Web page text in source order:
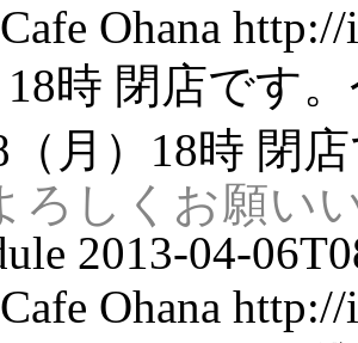
Cafe Ohana http://
時 閉店です
（月）18時 閉
ろしくお願い
2013-04-
Cafe Ohana http://